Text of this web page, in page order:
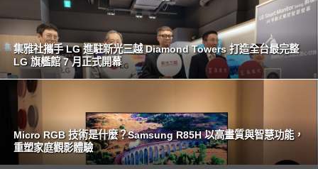
集雅社攜手 LG 進駐新光三越 Diamond Towers 打造全台最完整
LG 旗艦館 7 月正式開幕
Micro RGB 技術是什麼？Samsung R85H 以高畫質與智慧功能，
重塑家庭觀影體驗